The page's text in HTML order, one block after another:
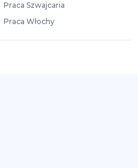
Praca Szwajcaria
Praca Włochy